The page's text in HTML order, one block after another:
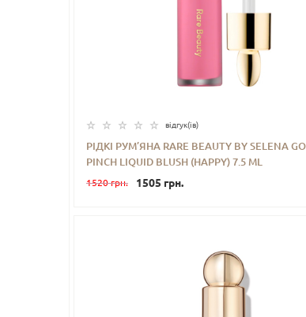
відгук(iв)
РІДКІ РУМ’ЯНА RARE BEAUTY BY SELENA
PINCH LIQUID BLUSH (HAPPY) 7.5 ML
1520 грн. 1505 грн.